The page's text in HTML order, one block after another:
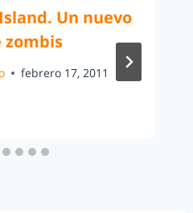
Un nuevo
zombis
febrero 17, 2011